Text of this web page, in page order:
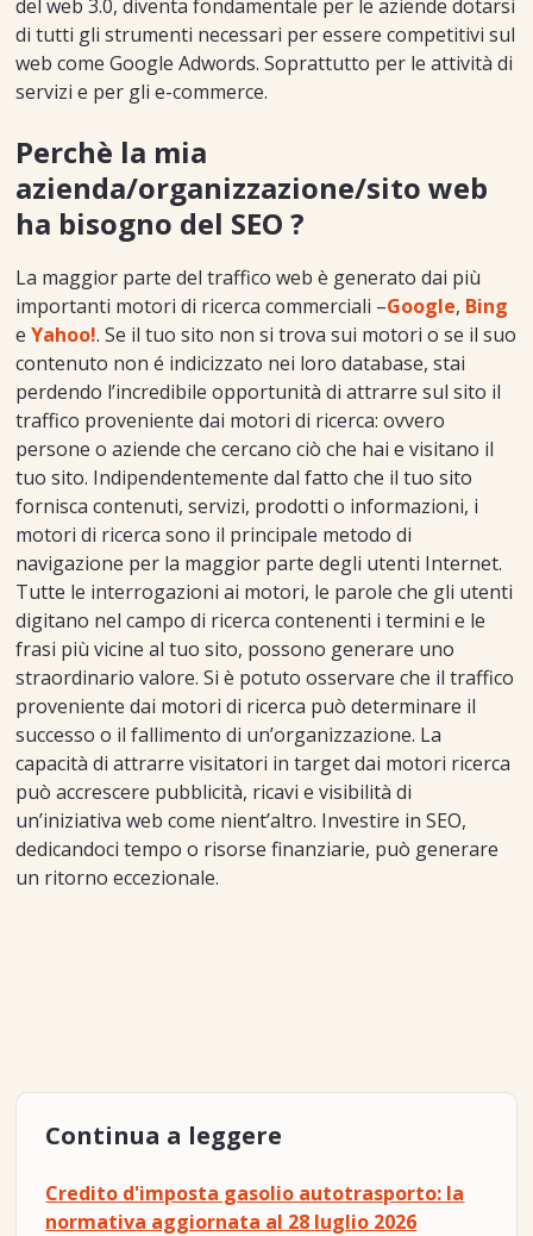
del web 3.0, diventa fondamentale per le aziende dotarsi
di tutti gli strumenti necessari per essere competitivi sul
web come Google Adwords. Soprattutto per le attività di
servizi e per gli e-commerce.
Perchè la mia
azienda/organizzazione/sito web
ha bisogno del SEO ?
La maggior parte del traffico web è generato dai più
importanti motori di ricerca commerciali –Google, Bing
eYahoo!. Se il tuo sito non si trova sui motori o se il suo
contenuto non é indicizzato nei loro database, stai
perdendo l’incredibile opportunità di attrarre sul sito il
traffico proveniente dai motori di ricerca: ovvero
persone o aziende che cercano ciò che hai e visitano il
tuo sito. Indipendentemente dal fatto che il tuo sito
fornisca contenuti, servizi, prodotti o informazioni, i
motori di ricerca sono il principale metodo di
navigazione per la maggior parte degli utenti Internet.
Tutte le interrogazioni ai motori, le parole che gli utenti
digitano nel campo di ricerca contenenti i termini e le
frasi più vicine al tuo sito, possono generare uno
straordinario valore. Si è potuto osservare che il traffico
proveniente dai motori di ricerca può determinare il
successo o il fallimento di un’organizzazione. La
capacità di attrarre visitatori in target dai motori ricerca
può accrescere pubblicità, ricavi e visibilità di
un’iniziativa web come nient’altro. Investire in SEO,
dedicandoci tempo o risorse finanziarie, può generare
un ritorno eccezionale.
Continua a leggere
Credito d'imposta gasolio autotrasporto: la
normativa aggiornata al 28 luglio 2026